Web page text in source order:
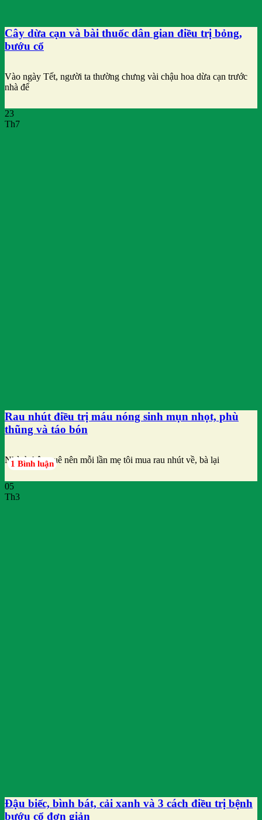
Cây dừa cạn và bài thuốc dân gian điều trị bỏng,
bướu cổ
Vào ngày Tết, người ta thường chưng vài chậu hoa dừa cạn trước
nhà để
23
Th7
Rau nhút điều trị máu nóng sinh mụn nhọt, phù
thũng và táo bón
Nhà ở thôn quê nên mỗi lần mẹ tôi mua rau nhút về, bà lại
1 Bình luận
05
Th3
Đậu biếc, bình bát, cải xanh và 3 cách điều trị bệnh
bướu cổ đơn giản